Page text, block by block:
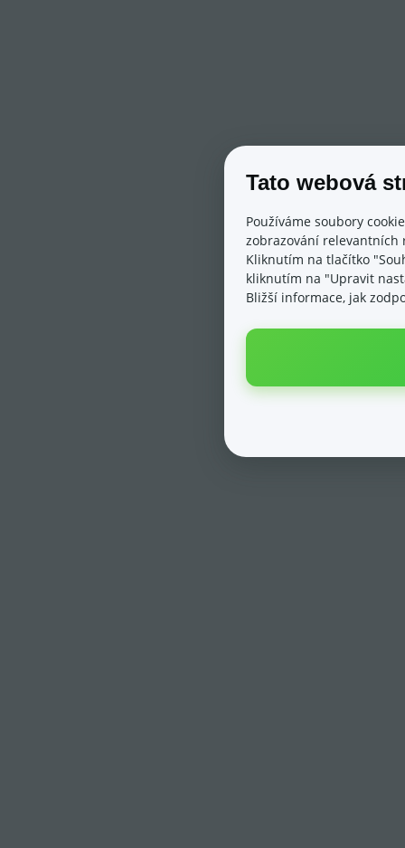
Tato webová
Používáme soubory
zobrazování relevantních
Kliknutím na tlačítko
kliknutím na "Upravit
Bližší informace, jak